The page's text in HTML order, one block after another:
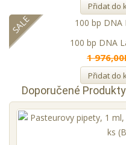
Přidat do
SALE
100 bp DNA
1
Přidat do
Doporučené Produkty